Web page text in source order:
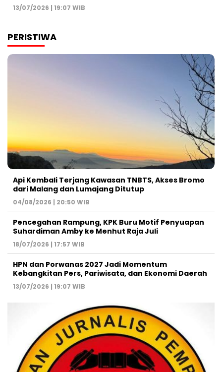
13/07/2026 | 19:07 WIB
PERISTIWA
Api Kembali Terjang Kawasan TNBTS, Akses Bromo
dari Malang dan Lumajang Ditutup
04/08/2026 | 20:50 WIB
Pencegahan Rampung, KPK Buru Motif Penyuapan
Suhardiman Amby ke Menhut Raja Juli
18/07/2026 | 17:57 WIB
HPN dan Porwanas 2027 Jadi Momentum
Kebangkitan Pers, Pariwisata, dan Ekonomi Daerah
13/07/2026 | 19:07 WIB